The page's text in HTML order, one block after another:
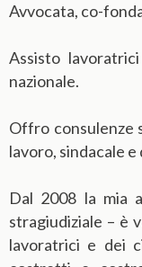
Avvocata, co-
Assisto
nazionale.
Offro consulenze
lavoro, sindacale
Dal 2008 la mia
stragiudiziale – è
lavoratrici e dei